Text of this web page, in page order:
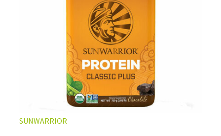
☕ LATTE MACCHIATO GLACÉ
SUNWARRIOR